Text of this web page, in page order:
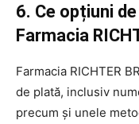
6. Ce opțiuni
Farmacia
Farmacia RICHTER
de plată, inclusiv
precum și unele